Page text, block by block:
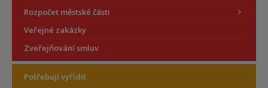
Rozpočet městské části
Veřejné zakázky
Zveřejňování smluv
Potřebuji vyřídit